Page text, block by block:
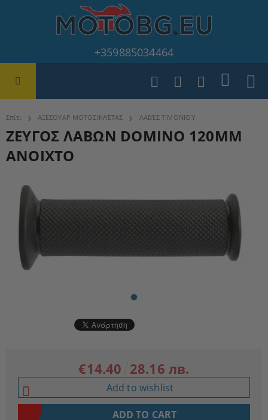
+359885034464
Σπίτι ΑΞΕΣΟΥΑΡ ΜΟΤΟΣΙΚΛΈΤΑΣ ΛΑΒΈΣ ΤΙΜΟΝΙΟΎ
ΖΕΥΓΟΣ ΛΑΒΩΝ DOMINO 120MM
ΑΝΟΙΧΤΟ
€14.40 28.16 лв.
Add to wishlist